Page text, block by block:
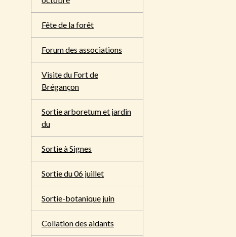
Fête de la forêt
Forum des associations
Visite du Fort de
Brégançon
Sortie arboretum et jardin
du
Sortie à Signes
Sortie du 06 juillet
Sortie-botanique juin
Collation des aidants